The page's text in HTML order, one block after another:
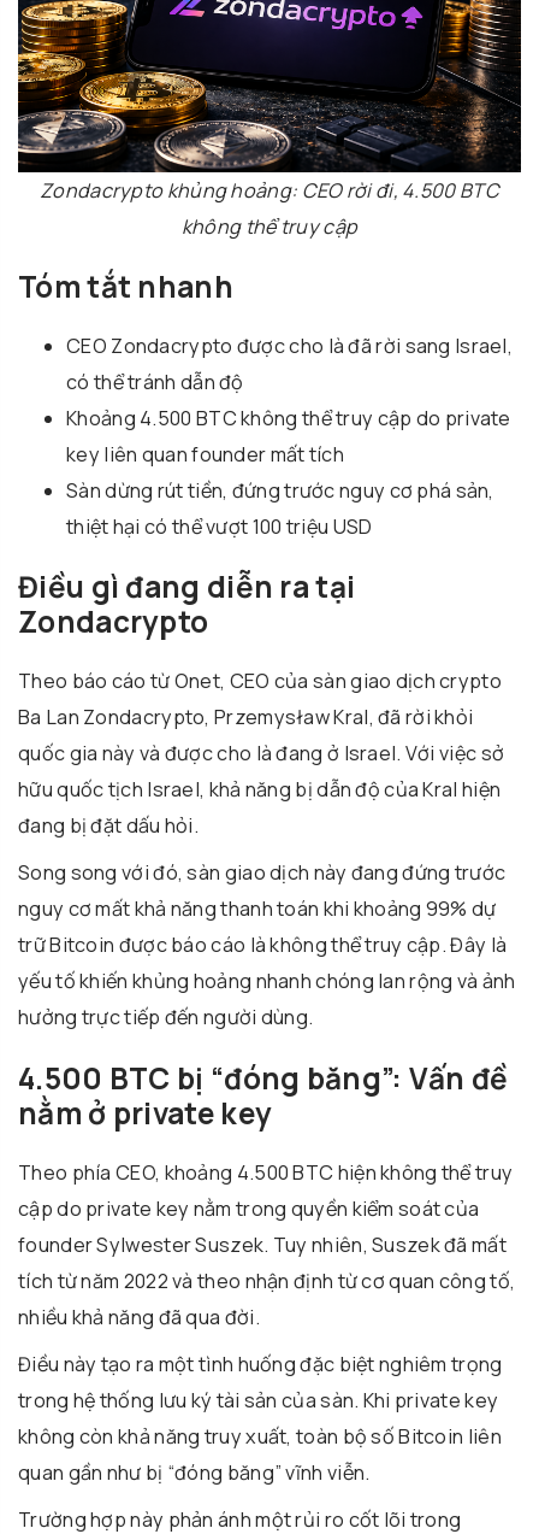
Zondacrypto khủng hoảng: CEO rời đi, 4.500 BTC
không thể truy cập
Tóm tắt nhanh
CEO Zondacrypto được cho là đã rời sang Israel,
có thể tránh dẫn độ
Khoảng 4.500 BTC không thể truy cập do private
key liên quan founder mất tích
Sàn dừng rút tiền, đứng trước nguy cơ phá sản,
thiệt hại có thể vượt 100 triệu USD
Điều gì đang diễn ra tại
Zondacrypto
Theo báo cáo từ Onet, CEO của sàn giao dịch crypto
Ba Lan Zondacrypto, Przemysław Kral, đã rời khỏi
quốc gia này và được cho là đang ở Israel. Với việc sở
hữu quốc tịch Israel, khả năng bị dẫn độ của Kral hiện
đang bị đặt dấu hỏi.
Song song với đó, sàn giao dịch này đang đứng trước
nguy cơ mất khả năng thanh toán khi khoảng 99% dự
trữ Bitcoin được báo cáo là không thể truy cập. Đây là
yếu tố khiến khủng hoảng nhanh chóng lan rộng và ảnh
hưởng trực tiếp đến người dùng.
4.500 BTC bị “đóng băng”: Vấn đề
nằm ở private key
Theo phía CEO, khoảng 4.500 BTC hiện không thể truy
cập do private key nằm trong quyền kiểm soát của
founder Sylwester Suszek. Tuy nhiên, Suszek đã mất
tích từ năm 2022 và theo nhận định từ cơ quan công tố,
nhiều khả năng đã qua đời.
Điều này tạo ra một tình huống đặc biệt nghiêm trọng
trong hệ thống lưu ký tài sản của sàn. Khi private key
không còn khả năng truy xuất, toàn bộ số Bitcoin liên
quan gần như bị “đóng băng” vĩnh viễn.
Trường hợp này phản ánh một rủi ro cốt lõi trong